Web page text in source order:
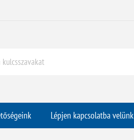
Lépjen kapcsolatba velünk